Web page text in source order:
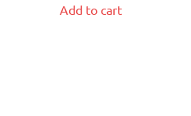
Add to cart